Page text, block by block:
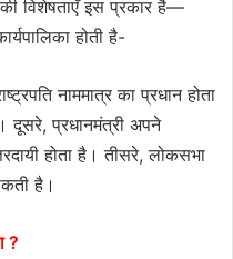
विशेषताएँ इस प्रकार है—
होती है-
नाममात्र का प्रधान होता
दूसरे, प्रधानमंत्री अपने
होता है। तीसरे, लोकसभा
है।
?